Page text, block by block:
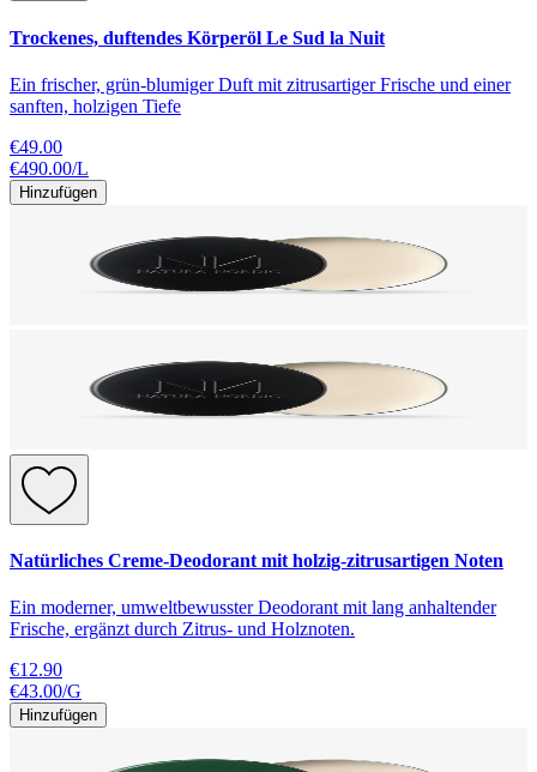
Trockenes, duftendes Körperöl Le Sud la Nuit
Ein frischer, grün-blumiger Duft mit zitrusartiger Frische und einer
sanften, holzigen Tiefe
€49.00
€490.00/L
Hinzufügen
Natürliches Creme-Deodorant mit holzig-zitrusartigen Noten
Ein moderner, umweltbewusster Deodorant mit lang anhaltender
Frische, ergänzt durch Zitrus- und Holznoten.
€12.90
€43.00/G
Hinzufügen